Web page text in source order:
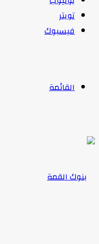
تويتر
فيسبوك
القائمة